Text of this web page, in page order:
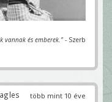
vannak és emberek." - Szerb
több mint 10 éve